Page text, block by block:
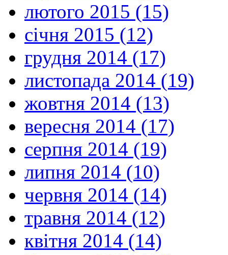
лютого 2015 (15)
січня 2015 (12)
грудня 2014 (17)
листопада 2014 (19)
жовтня 2014 (13)
вересня 2014 (17)
серпня 2014 (19)
липня 2014 (10)
червня 2014 (14)
травня 2014 (12)
квітня 2014 (14)